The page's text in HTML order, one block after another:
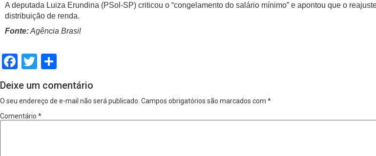
A deputada Luiza Erundina (PSol-SP) criticou o “congelamento do salário mínimo” e apontou que o
distribuição de renda.
Fonte:Agência Brasil
Facebook
Twitter
Deixe um comentário
O seu endereço de e-mail não será publicado. Campos obrigatórios são marcados com *
Comentário *